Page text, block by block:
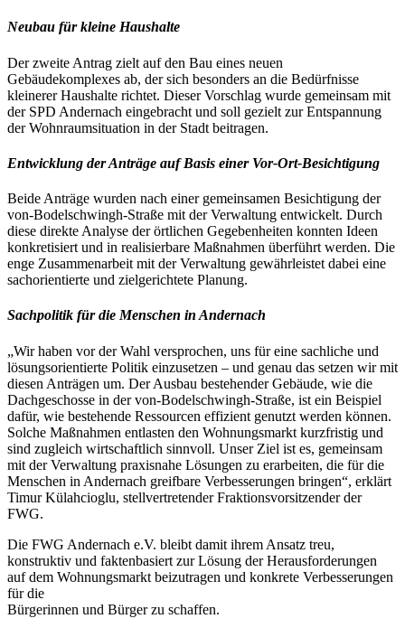
Neubau für kleine Haushalte
Der zweite Antrag zielt auf den Bau eines neuen
Gebäudekomplexes ab, der sich besonders an die Bedürfnisse
kleinerer Haushalte richtet. Dieser Vorschlag wurde gemeinsam mit
der SPD Andernach eingebracht und soll gezielt zur Entspannung
der Wohnraumsituation in der Stadt beitragen.
Entwicklung der Anträge auf Basis einer Vor-Ort-Besichtigung
Beide Anträge wurden nach einer gemeinsamen Besichtigung der
von-Bodelschwingh-Straße mit der Verwaltung entwickelt. Durch
diese direkte Analyse der örtlichen Gegebenheiten konnten Ideen
konkretisiert und in realisierbare Maßnahmen überführt werden. Die
enge Zusammenarbeit mit der Verwaltung gewährleistet dabei eine
sachorientierte und zielgerichtete Planung.
Sachpolitik für die Menschen in Andernach
„Wir haben vor der Wahl versprochen, uns für eine sachliche und
lösungsorientierte Politik einzusetzen – und genau das setzen wir mit
diesen Anträgen um. Der Ausbau bestehender Gebäude, wie die
Dachgeschosse in der von-Bodelschwingh-Straße, ist ein Beispiel
dafür, wie bestehende Ressourcen effizient genutzt werden können.
Solche Maßnahmen entlasten den Wohnungsmarkt kurzfristig und
sind zugleich wirtschaftlich sinnvoll. Unser Ziel ist es, gemeinsam
mit der Verwaltung praxisnahe Lösungen zu erarbeiten, die für die
Menschen in Andernach greifbare Verbesserungen bringen“, erklärt
Timur Külahcioglu, stellvertretender Fraktionsvorsitzender der
FWG.
Die FWG Andernach e.V. bleibt damit ihrem Ansatz treu,
konstruktiv und faktenbasiert zur Lösung der Herausforderungen
auf dem Wohnungsmarkt beizutragen und konkrete Verbesserungen
für die
Bürgerinnen und Bürger zu schaffen.